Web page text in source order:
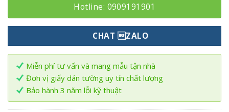
Hotline: 0909191901
CHAT ZALO
Miễn phí tư vấn và mang mẫu tận nhà
Đơn vị giấy dán tường uy tín chất lượng
Bảo hành 3 năm lỗi kỹ thuật